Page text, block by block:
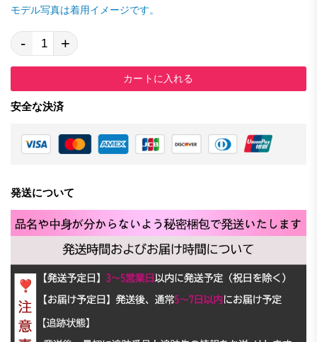
モデル写真は着用イメージです。
- +
カートに入れる
安全な決済
発送について